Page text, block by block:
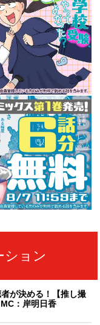
ション
が決める！【推し撮
：岸明日香